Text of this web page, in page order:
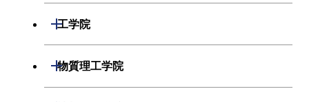
物理学コース
化学系
開閉
工学院
開閉
機械系
開閉
物質理工学院
開閉